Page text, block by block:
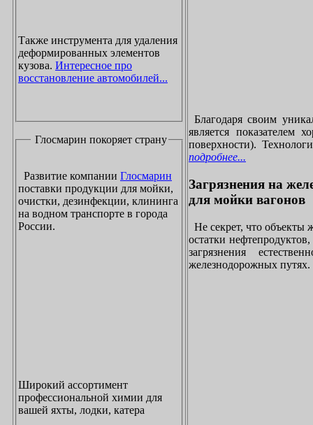
Также инструмента для удаления
деформированных элементов
кузова. Интересное про
восстановление автомобилей...
Глосмарин покоряет страну
Развитие компании Глосмарин
поставки продукции для мойки,
очистки, дезинфекции, клининга
на водном транспорте в города
России.
Широкий ассортимент
профессиональной химии для
вашей яхты, лодки, катера
Благодаря своим
является показателем
поверхности).
подробнее...
Загрязнения на
для мойки вагонов
Не секрет, что объекты
остатки нефтепродуктов,
загрязнения
железнодорожных путях.